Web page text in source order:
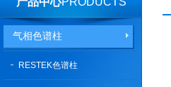
气相色谱柱
RESTEK色谱柱